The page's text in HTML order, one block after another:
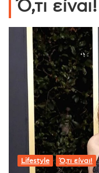
Ό,τι είναι!
Lifestyle Ό,τι είναι!